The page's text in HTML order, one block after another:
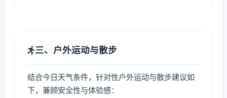
三、户外运动与散步
结合今日天气条件，针对性户外运动与散步建议如
下，兼顾安全性与体验感：